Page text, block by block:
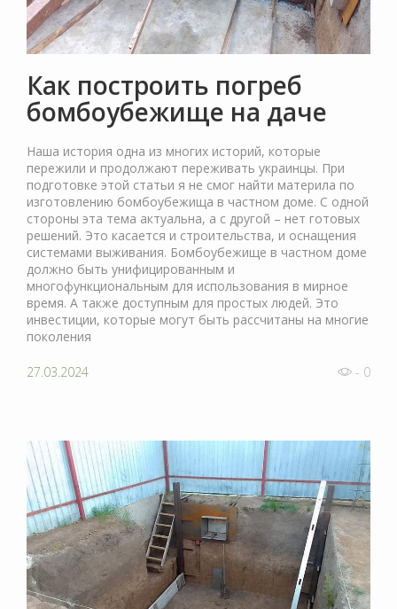
Как построить погреб
бомбоубежище на даче
Наша история одна из многих историй, которые
пережили и продолжают переживать украинцы. При
подготовке этой статьи я не смог найти материла по
изготовлению бомбоубежища в частном доме. С одной
стороны эта тема актуальна, а с другой – нет готовых
решений. Это касается и строительства, и оснащения
системами выживания. Бомбоубежище в частном доме
должно быть унифицированным и
многофункциональным для использования в мирное
время. А также доступным для простых людей. Это
инвестиции, которые могут быть рассчитаны на многие
поколения
27.03.2024 - 0